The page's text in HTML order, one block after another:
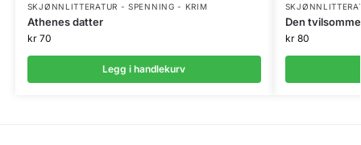
SKJØNNLITTERATUR - SPENNING - KRIM
Athenes datter
kr70
Legg i handlekurv
Den
kr80